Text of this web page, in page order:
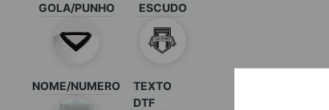
GOLA/PUNHO ESCUDO
NOME/NUMERO
TEXTO
DTF